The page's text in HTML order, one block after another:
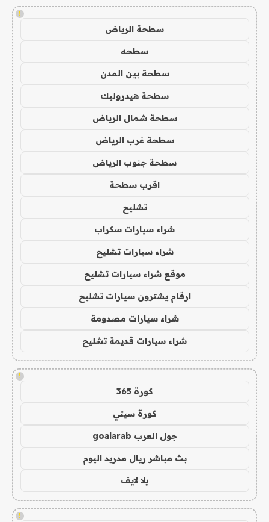
!
سطحة الرياض
سطحه
سطحة بين المدن
سطحة هيدروليك
سطحة شمال الرياض
سطحة غرب الرياض
سطحة جنوب الرياض
اقرب سطحة
تشليح
شراء سيارات سكراب
شراء سيارات تشليح
موقع شراء سيارات تشليح
ارقام يشترون سيارات تشليح
شراء سيارات مصدومة
شراء سيارات قديمة تشليح
!
كورة 365
كورة سيتي
جول العرب goalarab
بث مباشر ريال مدريد اليوم
يلا لايف
!